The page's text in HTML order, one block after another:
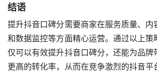
结语
提升抖音口碑分需要商家在服务质量、
和数据监控等方面精心运营。通过以上
仅可以有效提升抖音口碑分，还能为品牌
更高的转化率，从而在竞争激烈的抖音平